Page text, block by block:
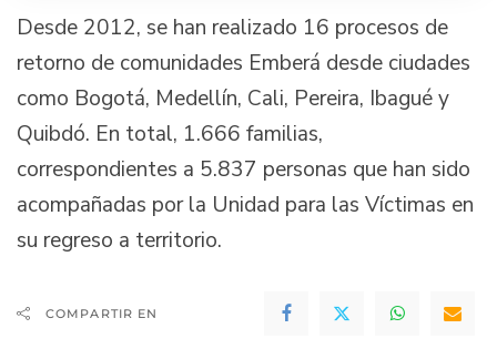
Desde 2012, se han realizado 16 procesos de
retorno de comunidades Emberá desde ciudades
como Bogotá, Medellín, Cali, Pereira, Ibagué y
Quibdó. En total, 1.666 familias,
correspondientes a 5.837 personas que han sido
acompañadas por la Unidad para las Víctimas en
su regreso a territorio.
COMPARTIR EN